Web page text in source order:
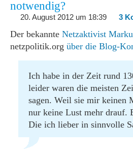
notwendig?
20. August 2012 um 18:39 3
Der bekannte Netzaktivist
netzpolitik.org über die Blog-
Ich habe in der Zeit rund
leider waren die meisten
sagen. Weil sie mir
nur keine Lust mehr drauf.
Die ich lieber in sinnvolle